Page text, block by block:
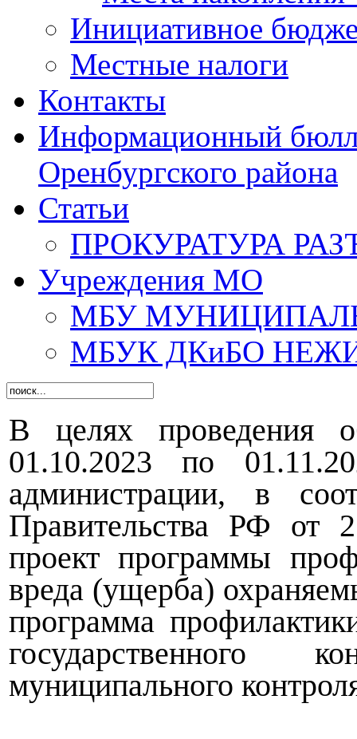
Инициативное
Местные налоги
Контакты
Информационный
Оренбургского района
Статьи
ПРОКУРАТУРА
Учреждения МО
МБУ
МБУК ДКиБО
В целях проведения
01.10.2023 по
администрации, в
Правительства РФ от
проект программы
вреда (ущерба)
программа
государственного
муниципального